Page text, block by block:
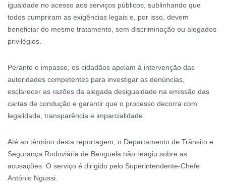
igualdade no acesso aos serviços públicos, sublinhando que
todos cumpriram as exigências legais e, por isso, devem
beneficiar do mesmo tratamento, sem discriminação ou alegados
privilégios.
Perante o impasse, os cidadãos apelam à intervenção das
autoridades competentes para investigar as denúncias,
esclarecer as razões da alegada desigualdade na emissão das
cartas de condução e garantir que o processo decorra com
legalidade, transparência e imparcialidade.
Até ao término desta reportagem, o Departamento de Trânsito e
Segurança Rodoviária de Benguela não reagiu sobre as
acusações. O serviço é dirigido pelo Superintendente-Chefe
António Ngussi.